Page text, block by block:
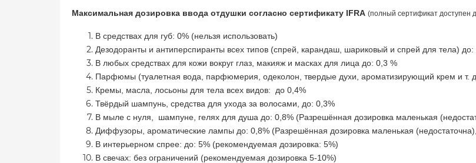
Максимальная дозировка ввода отдушки согласно сертификату IFRA (полный сертификат доступен
В средствах для губ: 0% (нельзя использовать)
Дезодоранты и антиперспиранты всех типов (спрей, карандаш, шариковый и спрей для тела) до:
В любых средствах для кожи вокруг глаз, макияж и масках для лица до: 0,3 %
Парфюмы (туалетная вода, парфюмерия, одеколон, твердые духи, ароматизирующий крем и т.
Кремы, масла, лосьоны для тела всех видов: до 0,4%
Твёрдый шампунь, средства для ухода за волосами, до: 0,3%
В мыле с нуля, шампуне, гелях для душа до: 0,8% (Разрешённая дозировка маленькая
Диффузоры, ароматические лампы до: 0,8% (Разрешённая дозировка маленькая
В интерьерном спрее: до: 5% (рекомендуемая дозировка: 5%)
В свечах: без ограничений (рекомендуемая дозировка 5-10%)